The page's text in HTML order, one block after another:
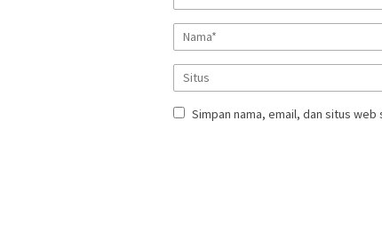
Simpan nama, email, dan situs